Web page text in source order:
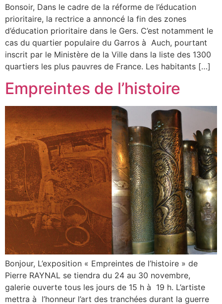
Bonsoir, Dans le cadre de la réforme de l’éducation
prioritaire, la rectrice a annoncé la fin des zones
d’éducation prioritaire dans le Gers. C’est notamment le
cas du quartier populaire du Garros à Auch, pourtant
inscrit par le Ministère de la Ville dans la liste des 1300
quartiers les plus pauvres de France. Les habitants […]
Empreintes de l’histoire
Bonjour, L’exposition « Empreintes de l’histoire » de
Pierre RAYNAL se tiendra du 24 au 30 novembre,
galerie ouverte tous les jours de 15 h à 19 h. L’artiste
mettra à l’honneur l’art des tranchées durant la guerre